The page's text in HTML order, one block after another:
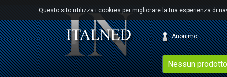
Questo sito utilizza i cookies per migliorare la tua esperienza di
Nessun
Anonimo